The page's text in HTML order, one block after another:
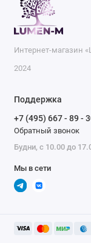
Интернет-магазин
2024
Поддержка
+7 (495) 667 - 89 -
Обратный звонок
Будни, с 10.00 до
Мы в сети